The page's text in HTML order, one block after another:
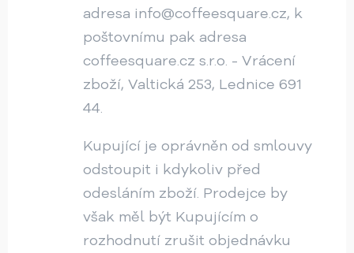
adresa info@coffeesquare.cz, k
poštovnímu pak adresa
coffeesquare.cz s.r.o. - Vrácení
zboží, Valtická 253, Lednice 691
44.
Kupující je oprávněn od smlouvy
odstoupit i kdykoliv před
odesláním zboží. Prodejce by
však měl být Kupujícím o
rozhodnutí zrušit objednávku